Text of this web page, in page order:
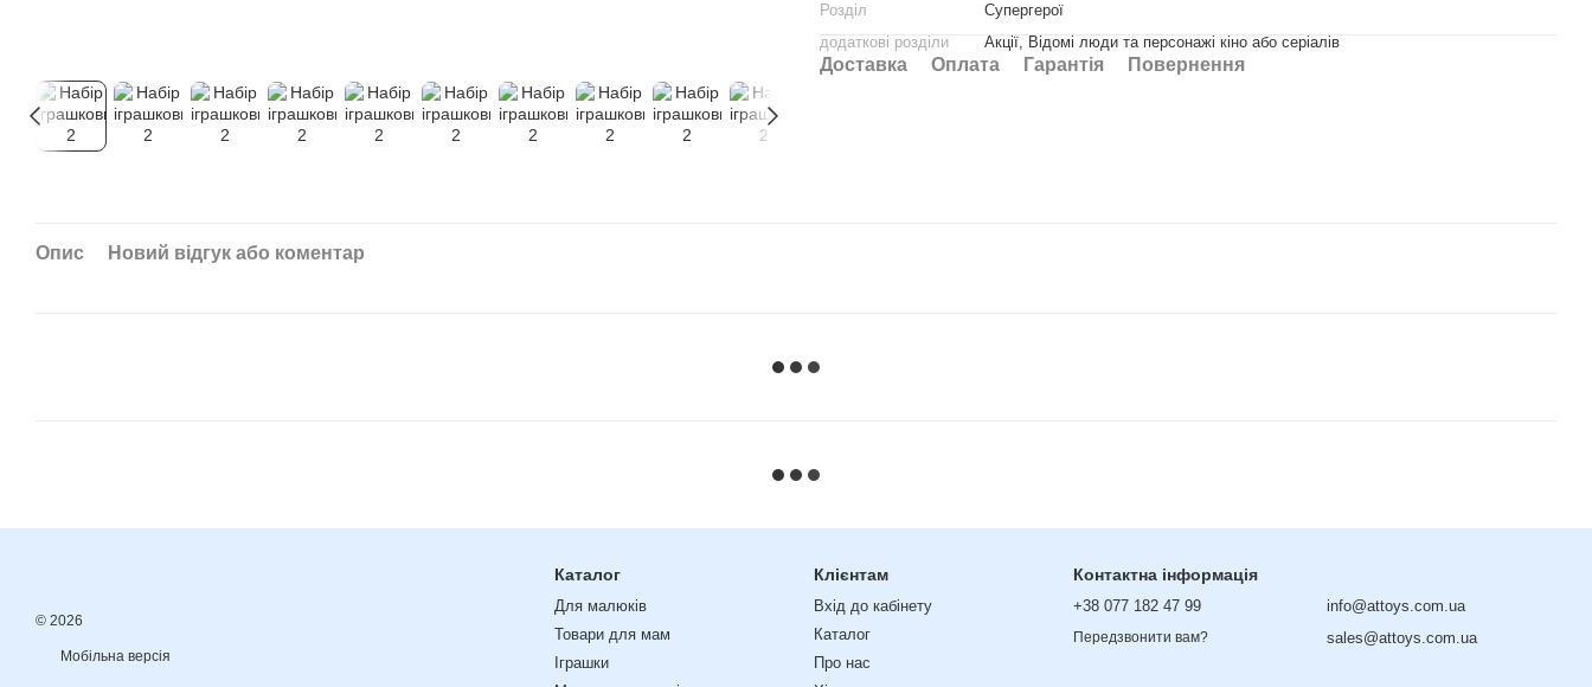
Розділ
Супергерої
додаткові розділи
Акції, Відомі люди та персонажі кіно або серіалів
Доставка Оплата Гарантія Повернення
Опис Новий відгук або коментар
© 2026
Мобільна версія
Каталог
Для малюків
Товари для мам
Іграшки
Клієнтам
Вхід до кабінету
Каталог
Про нас
Контактна інформація
+38 077 182 47 99
Передзвонити вам?
info@attoys.com.ua
sales@attoys.com.ua